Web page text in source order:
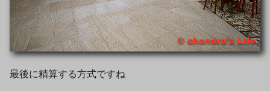
最後に精算する方式ですね